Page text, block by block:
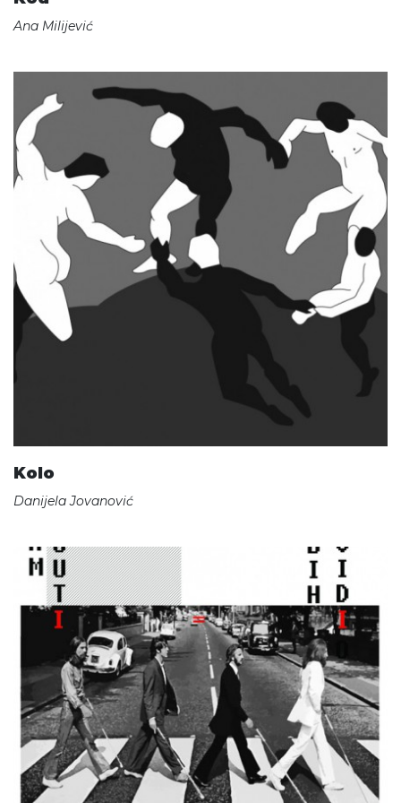
Ana Milijević
Kolo
Danijela Jovanović